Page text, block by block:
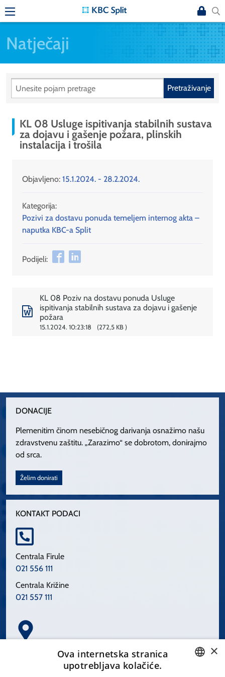
Natječaji
Pretraživanje
KL 08 Usluge ispitivanja stabilnih sustava
za dojavu i gašenje požara, plinskih
instalacija i trošila
Objavljeno: 15.1.2024. - 28.2.2024.
Kategorija:
Pozivi za dostavu ponuda temeljem internog akta –
naputka KBC-a Split
Podijeli:
KL 08 Poziv na dostavu ponuda Usluge
ispitivanja stabilnih sustava za dojavu i gašenje
požara
15.1.2024. 10:23:18 272,5 KB
DONACIJE
Plemenitim činom nesebičnog darivanja osnažimo našu
zdravstvenu zaštitu. „Zarazimo“ se dobrotom, donirajmo
od srca.
Želim donirati
KONTAKT PODACI
Centrala Firule
021 556 111
Centrala Križine
021 557 111
Spinčićeva 1, 21000 Split
×
Ova internetska stranica
upotrebljava kolačiće.